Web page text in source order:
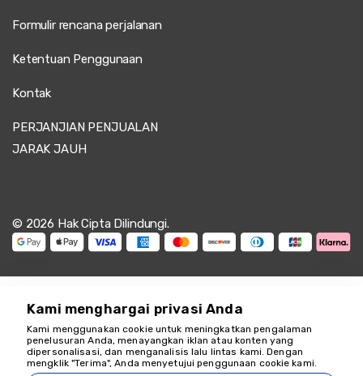
Mengagumkan, benar-benar foto yang memukau.
Gabriela Costa
Tur Pemotretan Cappadocia – Matahari Terbit &
Balon Udara Panas
Derya Yılmaz
Balon Udara Panas
Foto-fotonya bagus tetapi agak ramai.
Formulir rencana perjalanan
Ketentuan Penggunaan
Kontak
PERJANJIAN PENJUALAN
JARAK JAUH
© 2026 Hak Cipta Dilindungi.
18349
Kami menghargai privasi Anda
Kami menggunakan cookie untuk meningkatkan pengalaman
penelusuran Anda, menayangkan iklan atau konten yang
dipersonalisasi, dan menganalisis lalu lintas kami. Dengan
mengklik "Terima", Anda menyetujui penggunaan cookie kami.
Kami siap membantu